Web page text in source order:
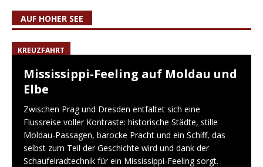
AUF HOHER SEE
KREUZFAHRT
Mississippi-Feeling auf Moldau und
Elbe
Zwischen Prag und Dresden entfaltet sich eine
Flussreise voller Kontraste: historische Städte, stille
Moldau-Passagen, barocke Pracht und ein Schiff, das
selbst zum Teil der Geschichte wird und dank der
Schaufelradtechnik für ein Mississippi-Feeling sorgt.